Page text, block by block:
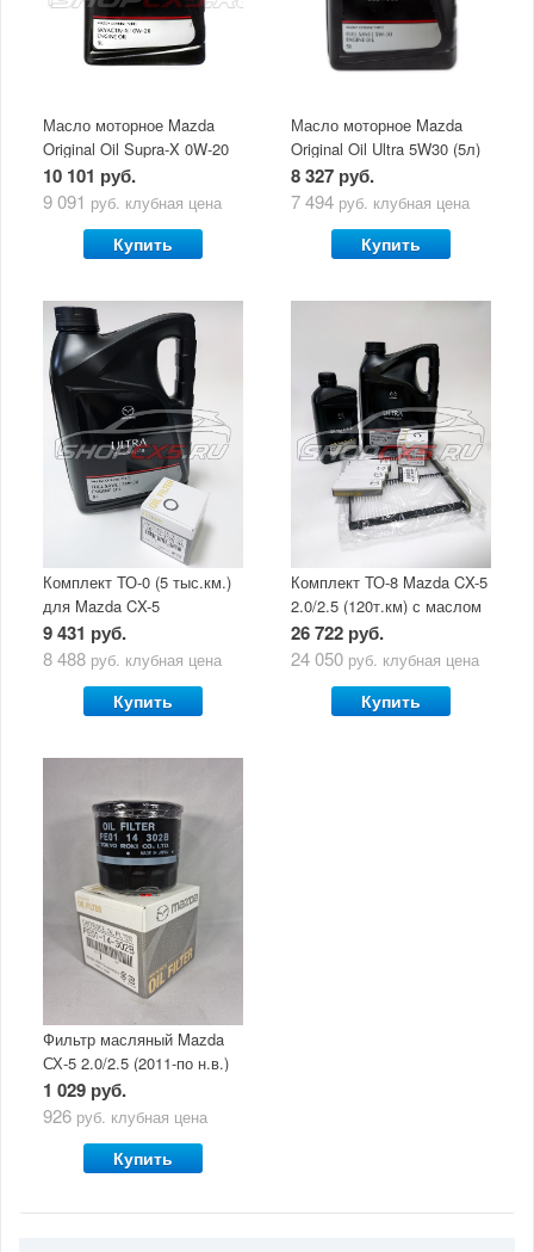
Масло моторное Mazda
Original Oil Supra-X 0W-20
(5 л)
10 101 руб.
9 091 руб. клубная цена
Купить
Масло моторное Mazda
Original Oil Ultra 5W30 (5л)
8 327 руб.
7 494 руб. клубная цена
Купить
Комплект ТО-0 (5 тыс.км.)
для Mazda CX-5
(двигатель 2.0/2.5) с
маслом Mazda Original Oil
Ultra 5W30
9 431 руб.
8 488 руб. клубная цена
Купить
Комплект ТО-8 Mazda CX-5
2.0/2.5 (120т.км) с маслом
Mazda Original Oil Ultra
5W30
26 722 руб.
24 050 руб. клубная цена
Купить
Фильтр масляный Mazda
СХ-5 2.0/2.5 (2011-по н.в.)
1 029 руб.
926 руб. клубная цена
Купить